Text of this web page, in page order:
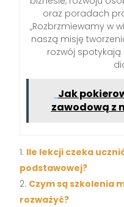
oraz poradach
„Rozbrzmiewamy w
naszą misję
rozwój spotykają
Jak
zawodową z
Ile lekcji czeka
podstawowej?
Czym są szkolenia
rozważyć?